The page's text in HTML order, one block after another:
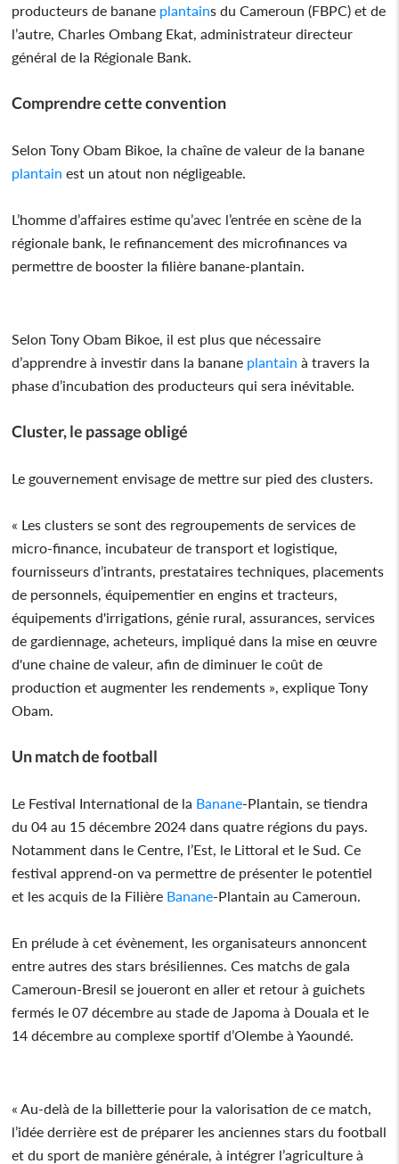
producteurs de banane plantains du Cameroun (FBPC) et de
l’autre, Charles Ombang Ekat, administrateur directeur
général de la Régionale Bank.
Comprendre cette convention
Selon Tony Obam Bikoe, la chaîne de valeur de la banane
plantain est un atout non négligeable.
L’homme d’affaires estime qu’avec l’entrée en scène de la
régionale bank, le refinancement des microfinances va
permettre de booster la filière banane-plantain.
Selon Tony Obam Bikoe, il est plus que nécessaire
d’apprendre à investir dans la banane plantain à travers la
phase d’incubation des producteurs qui sera inévitable.
Cluster, le passage obligé
Le gouvernement envisage de mettre sur pied des clusters.
« Les clusters se sont des regroupements de services de
micro-finance, incubateur de transport et logistique,
fournisseurs d’intrants, prestataires techniques, placements
de personnels, équipementier en engins et tracteurs,
équipements d'irrigations, génie rural, assurances, services
de gardiennage, acheteurs, impliqué dans la mise en œuvre
d'une chaine de valeur, afin de diminuer le coût de
production et augmenter les rendements », explique Tony
Obam.
Un match de football
Le Festival International de la Banane-Plantain, se tiendra
du 04 au 15 décembre 2024 dans quatre régions du pays.
Notamment dans le Centre, l’Est, le Littoral et le Sud. Ce
festival apprend-on va permettre de présenter le potentiel
et les acquis de la Filière Banane-Plantain au Cameroun.
En prélude à cet évènement, les organisateurs annoncent
entre autres des stars brésiliennes. Ces matchs de gala
Cameroun-Bresil se joueront en aller et retour à guichets
fermés le 07 décembre au stade de Japoma à Douala et le
14 décembre au complexe sportif d’Olembe à Yaoundé.
« Au-delà de la billetterie pour la valorisation de ce match,
l’idée derrière est de préparer les anciennes stars du football
et du sport de manière générale, à intégrer l’agriculture à